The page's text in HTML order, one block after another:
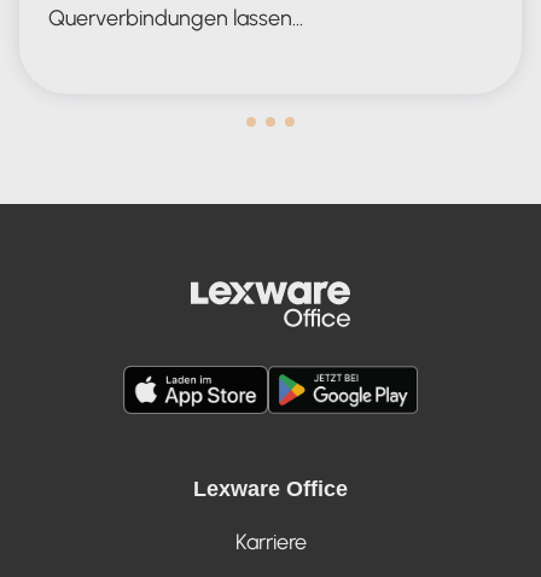
Querverbindungen lassen…
Lexware Office
Karriere